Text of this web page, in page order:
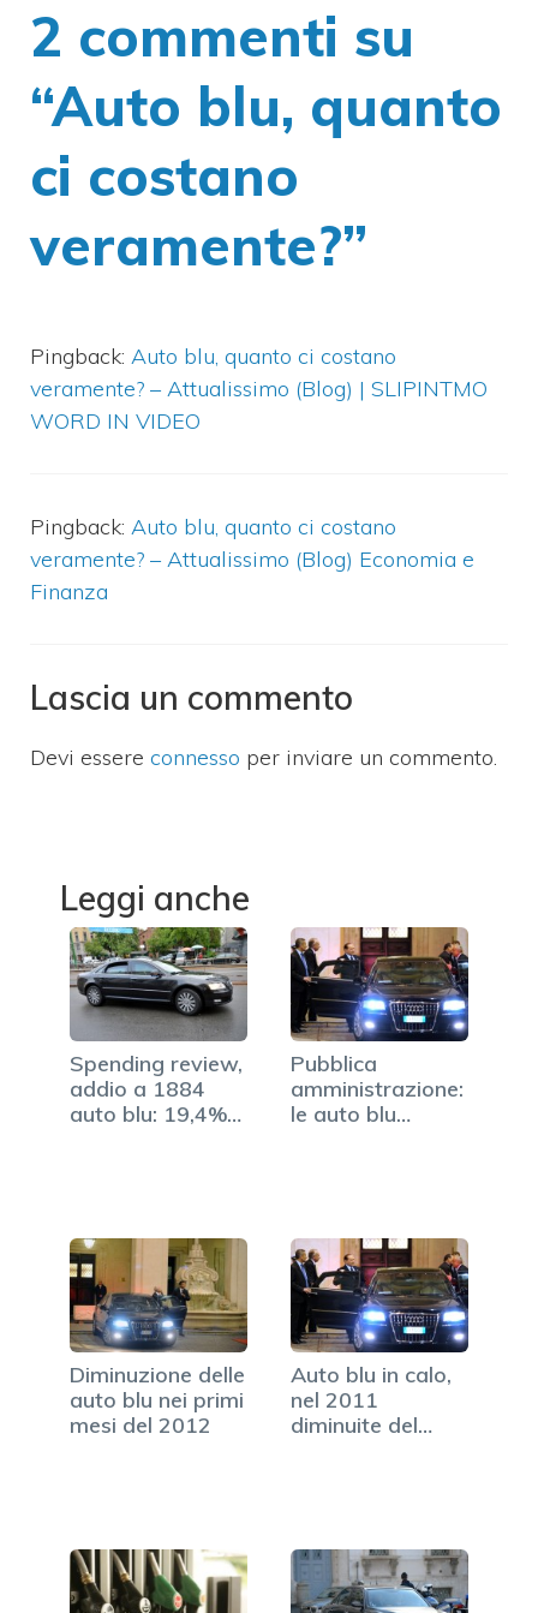
2 commenti su
“Auto blu, quanto
ci costano
veramente?”
Pingback: Auto blu, quanto ci costano
veramente? – Attualissimo (Blog) | SLIPINTMO
WORD IN VIDEO
Pingback: Auto blu, quanto ci costano
veramente? – Attualissimo (Blog) Economia e
Finanza
Lascia un commento
Devi essere connesso per inviare un commento.
Leggi anche
Spending review,
addio a 1884
auto blu: 19,4%
Pubblica
amministrazione:
le auto blu
Diminuzione delle
auto blu nei primi
mesi del 2012
Auto blu in calo,
nel 2011
diminuite del